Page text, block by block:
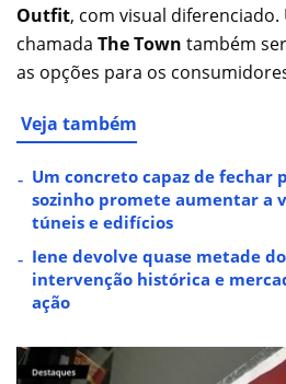
Outfit, com visual diferenciado.
chamada The Town também
as opções para os
Veja também
Um concreto capaz de fechar
sozinho promete aumentar a
túneis e edifícios
Iene devolve quase metade
intervenção histórica e
ação